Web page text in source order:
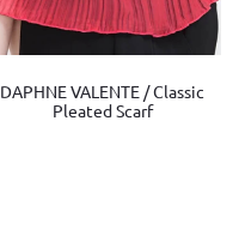
DAPHNE VALENTE / Classic
Pleated Scarf